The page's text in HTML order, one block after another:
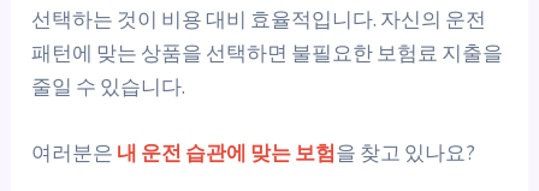
선택하는 것이 비용 대비 효율적입니다. 자신의 운전
패턴에 맞는 상품을 선택하면 불필요한 보험료 지출을
줄일 수 있습니다.
여러분은 내 운전 습관에 맞는 보험을 찾고 있나요?